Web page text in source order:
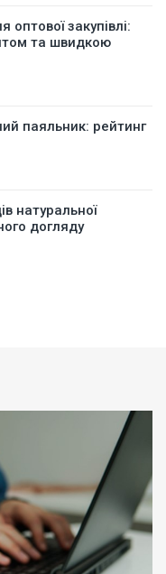
закупівлі:
та швидкою
паяльник: рейтинг
натуральної
догляду